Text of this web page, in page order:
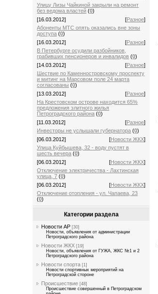
Улицу Лизы Чайкиной закрыли на ремонт
без ведома властей (0)
[16.03.2012]
[Разное]
Абоненты МТС опять оказались вне зоны
доступа (0)
[16.03.2012]
[Разное]
В Петербурге осудили разбойников,
грабивших пенсионеров и инвалидов (0)
[14.03.2012]
[Разное]
Шествие по Каменностровскому проспекту
и митинг на Марсовом поле 24 марта
согласованы (0)
[13.03.2012]
[Разное]
На Крестовском острове находится 65%
предложения элитного жилья
Петроградского района (0)
[11.03.2012]
[Разное]
Инвесторы не услышали губернатора (0)
[06.03.2012]
[Новости ЖКХ]
Улица Куйбышева, 32 - воду пустят в
шесть вечера (0)
[06.03.2012]
[Новости ЖКХ]
Отключение электричества - Лахтинская
улица, 7 (0)
[06.03.2012]
[Новости ЖКХ]
Отключение отопления - ул. Чапаева, 23
(0)
Категории раздела
Новости АР [30]
Новости, объявления от администрации
Петроградского района
Новости ЖКХ [19]
Новости, объявления от ГУЖА, ЖКС №1 и 2
Петроградского района
Новости спорта [1]
Новости спортивных мероприятий на
Петроградской стороне
Происшествие [48]
Происшествие совершенный в Петроградском